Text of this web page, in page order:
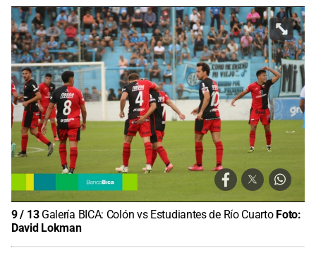
9/ 13 Galería BICA: Colón vs Estudiantes de Río Cuarto Foto:
David Lokman